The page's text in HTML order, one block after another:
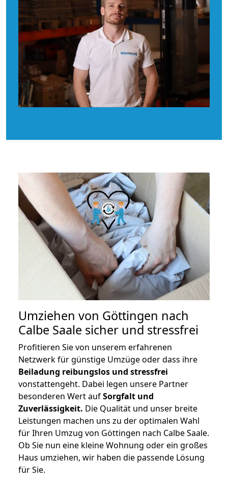
Umziehen von Göttingen nach
Calbe Saale sicher und stressfrei
Profitieren Sie von unserem erfahrenen
Netzwerk für günstige Umzüge oder dass ihre
Beiladung reibungslos und stressfrei
vonstattengeht. Dabei legen unsere Partner
besonderen Wert aufSorgfalt und
Zuverlässigkeit. Die Qualität und unser breite
Leistungen machen uns zu der optimalen Wahl
für Ihren Umzug von Göttingen nach Calbe Saale.
Ob Sie nun eine kleine Wohnung oder ein großes
Haus umziehen, wir haben die passende Lösung
für Sie.